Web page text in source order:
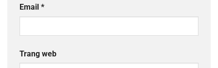
Email *
Trang web